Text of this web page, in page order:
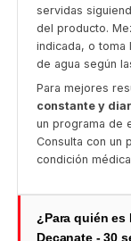
servidas
del producto.
indicada, o toma
de agua según
Para mejores
constante y
un programa de
Consulta con un
condición
¿Para quién es
Decanate - 30